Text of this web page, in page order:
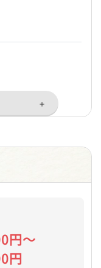
円～
円